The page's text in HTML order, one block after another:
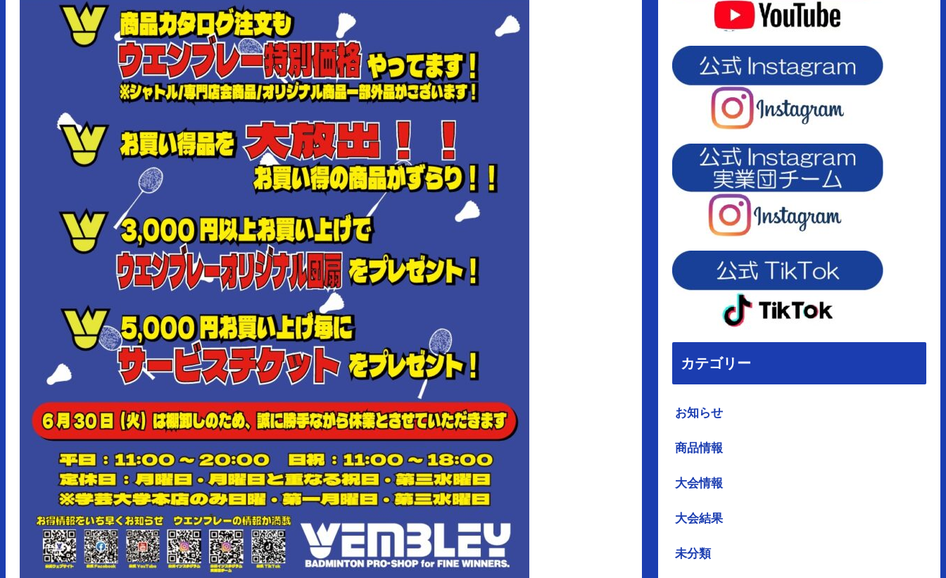
カテゴリー
お知らせ
商品情報
大会情報
大会結果
未分類